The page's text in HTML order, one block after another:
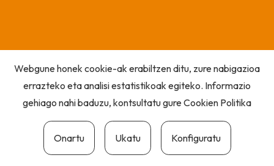
Webgune honek cookie-ak erabiltzen ditu, zure nabigazioa
errazteko eta analisi estatistikoak egiteko. Informazio
gehiago nahi baduzu, kontsultatu gureCookien Politika
Onartu Ukatu Konfiguratu